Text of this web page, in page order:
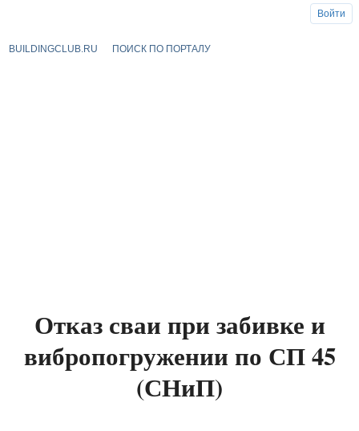
BUILDINGCLUB.RU ПОИСК ПО ПОРТАЛУ
Отказ сваи при забивке и
вибропогружении по СП 45
(СНиП)
Войти